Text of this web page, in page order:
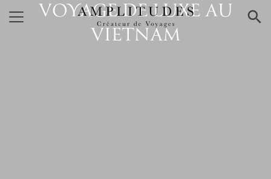
×
VOYAGE DE LUXE AU
VIETNAM